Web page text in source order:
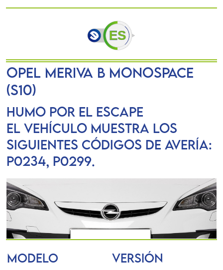
OPEL MERIVA B Monospace
(S10)
Humo por el escape
El vehículo muestra los
siguientes códigos de avería:
P0234, P0299.
MODELO VERSIÓN